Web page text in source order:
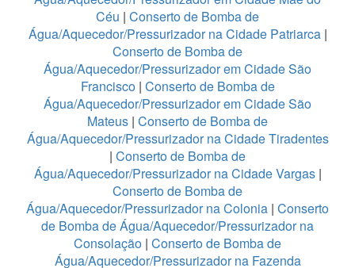
Céu | Conserto de Bomba de
Água/Aquecedor/Pressurizador na Cidade Patriarca|
Conserto de Bomba de
Água/Aquecedor/Pressurizador em Cidade São
Francisco | Conserto de Bomba de
Água/Aquecedor/Pressurizador em Cidade São
Mateus | Conserto de Bomba de
Água/Aquecedor/Pressurizador na Cidade Tiradentes
| Conserto de Bomba de
Água/Aquecedor/Pressurizador na Cidade Vargas |
Conserto de Bomba de
Água/Aquecedor/Pressurizador na Colonia | Conserto
de Bomba de Água/Aquecedor/Pressurizador na
Consolação | Conserto de Bomba de
Água/Aquecedor/Pressurizador na Fazenda